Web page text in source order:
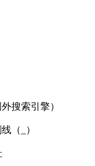
搜索引擎）
（_）